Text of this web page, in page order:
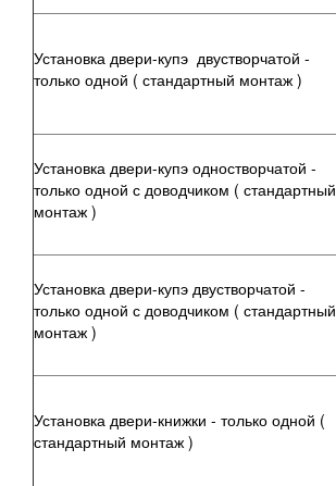
Установка двери-купэ двустворчатой -
только одной ( стандартный монтаж )
Установка двери-купэ одностворчатой -
только одной с доводчиком ( стандартный
монтаж )
Установка двери-купэ двустворчатой -
только одной с доводчиком ( стандартный
монтаж )
Установка двери-книжки - только одной (
стандартный монтаж )